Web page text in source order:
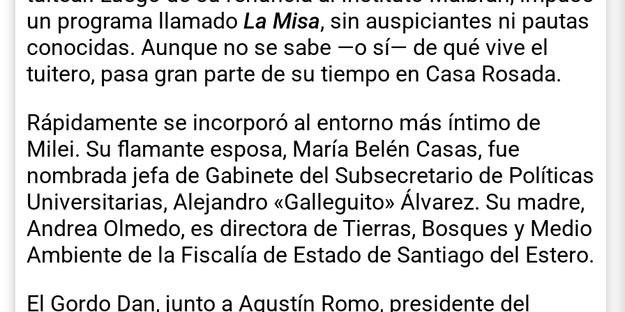
un programa llamado La Misa, sin auspiciantes ni pautas
conocidas. Aunque no se sabe —o sí— de qué vive el
tuitero, pasa gran parte de su tiempo en Casa Rosada.
Rápidamente se incorporó al entorno más íntimo de
Milei. Su flamante esposa, María Belén Casas, fue
nombrada jefa de Gabinete del Subsecretario de Políticas
Universitarias, Alejandro «Galleguito» Álvarez. Su madre,
Andrea Olmedo, es directora de Tierras, Bosques y Medio
Ambiente de la Fiscalía de Estado de Santiago del Estero.
El Gordo Dan, junto a Agustín Romo, presidente del